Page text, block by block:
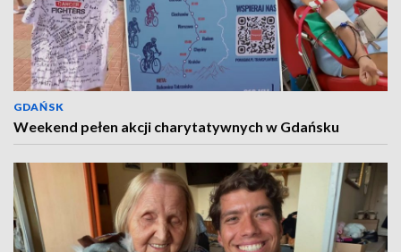
GDAŃSK
Weekend pełen akcji charytatywnych w Gdańsku